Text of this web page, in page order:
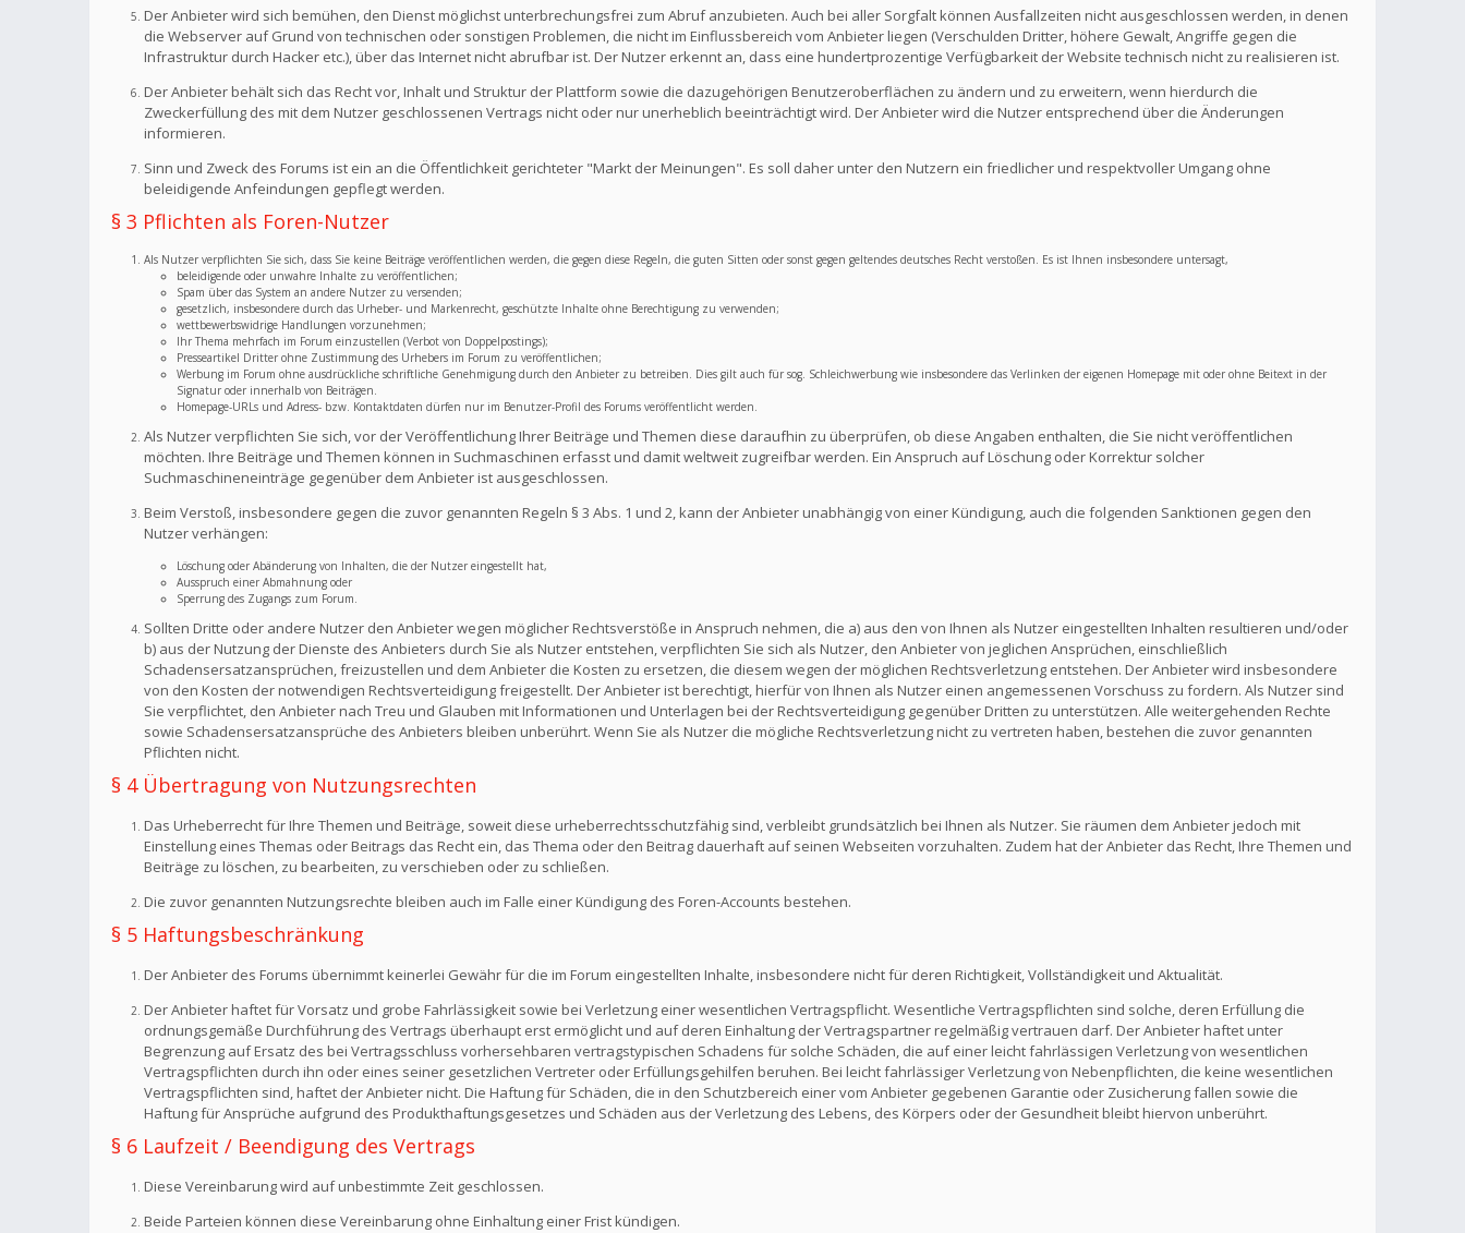
Der Anbieter wird sich bemühen, den Dienst möglichst unterbrechungsfrei zum Abruf anzubieten. Auch bei aller Sorgfalt können Ausfallzeiten nicht ausgeschlossen werden, in denen
die Webserver auf Grund von technischen oder sonstigen Problemen, die nicht im Einflussbereich vom Anbieter liegen (Verschulden Dritter, höhere Gewalt, Angriffe gegen die
Infrastruktur durch Hacker etc.), über das Internet nicht abrufbar ist. Der Nutzer erkennt an, dass eine hundertprozentige Verfügbarkeit der Website technisch nicht zu realisieren ist.
Der Anbieter behält sich das Recht vor, Inhalt und Struktur der Plattform sowie die dazugehörigen Benutzeroberflächen zu ändern und zu erweitern, wenn hierdurch die
Zweckerfüllung des mit dem Nutzer geschlossenen Vertrags nicht oder nur unerheblich beeinträchtigt wird. Der Anbieter wird die Nutzer entsprechend über die Änderungen
informieren.
Sinn und Zweck des Forums ist ein an die Öffentlichkeit gerichteter "Markt der Meinungen". Es soll daher unter den Nutzern ein friedlicher und respektvoller Umgang ohne
beleidigende Anfeindungen gepflegt werden.
§ 3 Pflichten als Foren-Nutzer
Als Nutzer verpflichten Sie sich, dass Sie keine Beiträge veröffentlichen werden, die gegen diese Regeln, die guten Sitten oder sonst gegen geltendes deutsches Recht verstoßen. Es ist Ihnen insbesondere untersagt,
beleidigende oder unwahre Inhalte zu veröffentlichen;
Spam über das System an andere Nutzer zu versenden;
gesetzlich, insbesondere durch das Urheber- und Markenrecht, geschützte Inhalte ohne Berechtigung zu verwenden;
wettbewerbswidrige Handlungen vorzunehmen;
Ihr Thema mehrfach im Forum einzustellen (Verbot von Doppelpostings);
Presseartikel Dritter ohne Zustimmung des Urhebers im Forum zu veröffentlichen;
Werbung im Forum ohne ausdrückliche schriftliche Genehmigung durch den Anbieter zu betreiben. Dies gilt auch für sog. Schleichwerbung wie insbesondere das Verlinken der eigenen Homepage mit oder ohne Beitext in der
Signatur oder innerhalb von Beiträgen.
Homepage-URLs und Adress- bzw. Kontaktdaten dürfen nur im Benutzer-Profil des Forums veröffentlicht werden.
Als Nutzer verpflichten Sie sich, vor der Veröffentlichung Ihrer Beiträge und Themen diese daraufhin zu überprüfen, ob diese Angaben enthalten, die Sie nicht veröffentlichen
möchten. Ihre Beiträge und Themen können in Suchmaschinen erfasst und damit weltweit zugreifbar werden. Ein Anspruch auf Löschung oder Korrektur solcher
Suchmaschineneinträge gegenüber dem Anbieter ist ausgeschlossen.
Beim Verstoß, insbesondere gegen die zuvor genannten Regeln § 3 Abs. 1 und 2, kann der Anbieter unabhängig von einer Kündigung, auch die folgenden Sanktionen gegen den
Nutzer verhängen:
Löschung oder Abänderung von Inhalten, die der Nutzer eingestellt hat,
Ausspruch einer Abmahnung oder
Sperrung des Zugangs zum Forum.
Sollten Dritte oder andere Nutzer den Anbieter wegen möglicher Rechtsverstöße in Anspruch nehmen, die a) aus den von Ihnen als Nutzer eingestellten Inhalten resultieren und/oder
b) aus der Nutzung der Dienste des Anbieters durch Sie als Nutzer entstehen, verpflichten Sie sich als Nutzer, den Anbieter von jeglichen Ansprüchen, einschließlich
Schadensersatzansprüchen, freizustellen und dem Anbieter die Kosten zu ersetzen, die diesem wegen der möglichen Rechtsverletzung entstehen. Der Anbieter wird insbesondere
von den Kosten der notwendigen Rechtsverteidigung freigestellt. Der Anbieter ist berechtigt, hierfür von Ihnen als Nutzer einen angemessenen Vorschuss zu fordern. Als Nutzer sind
Sie verpflichtet, den Anbieter nach Treu und Glauben mit Informationen und Unterlagen bei der Rechtsverteidigung gegenüber Dritten zu unterstützen. Alle weitergehenden Rechte
sowie Schadensersatzansprüche des Anbieters bleiben unberührt. Wenn Sie als Nutzer die mögliche Rechtsverletzung nicht zu vertreten haben, bestehen die zuvor genannten
Pflichten nicht.
§ 4 Übertragung von Nutzungsrechten
Das Urheberrecht für Ihre Themen und Beiträge, soweit diese urheberrechtsschutzfähig sind, verbleibt grundsätzlich bei Ihnen als Nutzer. Sie räumen dem Anbieter jedoch mit
Einstellung eines Themas oder Beitrags das Recht ein, das Thema oder den Beitrag dauerhaft auf seinen Webseiten vorzuhalten. Zudem hat der Anbieter das Recht, Ihre Themen und
Beiträge zu löschen, zu bearbeiten, zu verschieben oder zu schließen.
Die zuvor genannten Nutzungsrechte bleiben auch im Falle einer Kündigung des Foren-Accounts bestehen.
§ 5 Haftungsbeschränkung
Der Anbieter des Forums übernimmt keinerlei Gewähr für die im Forum eingestellten Inhalte, insbesondere nicht für deren Richtigkeit, Vollständigkeit und Aktualität.
Der Anbieter haftet für Vorsatz und grobe Fahrlässigkeit sowie bei Verletzung einer wesentlichen Vertragspflicht. Wesentliche Vertragspflichten sind solche, deren Erfüllung die
ordnungsgemäße Durchführung des Vertrags überhaupt erst ermöglicht und auf deren Einhaltung der Vertragspartner regelmäßig vertrauen darf. Der Anbieter haftet unter
Begrenzung auf Ersatz des bei Vertragsschluss vorhersehbaren vertragstypischen Schadens für solche Schäden, die auf einer leicht fahrlässigen Verletzung von wesentlichen
Vertragspflichten durch ihn oder eines seiner gesetzlichen Vertreter oder Erfüllungsgehilfen beruhen. Bei leicht fahrlässiger Verletzung von Nebenpflichten, die keine wesentlichen
Vertragspflichten sind, haftet der Anbieter nicht. Die Haftung für Schäden, die in den Schutzbereich einer vom Anbieter gegebenen Garantie oder Zusicherung fallen sowie die
Haftung für Ansprüche aufgrund des Produkthaftungsgesetzes und Schäden aus der Verletzung des Lebens, des Körpers oder der Gesundheit bleibt hiervon unberührt.
§ 6 Laufzeit / Beendigung des Vertrags
Diese Vereinbarung wird auf unbestimmte Zeit geschlossen.
Beide Parteien können diese Vereinbarung ohne Einhaltung einer Frist kündigen.